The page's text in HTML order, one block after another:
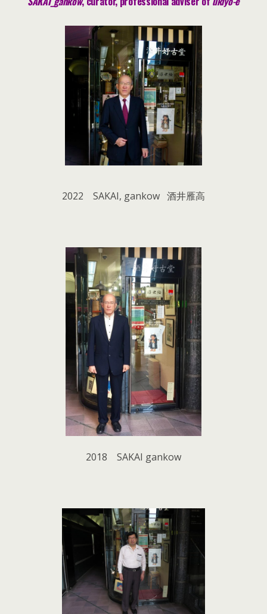
2022 SAKAI, gankow 酒井雁高
2018 SAKAI gankow